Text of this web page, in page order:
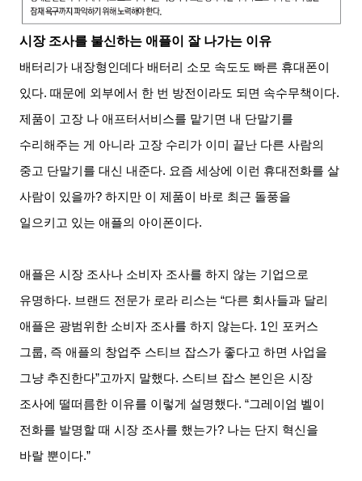
시장 조사를 불신하는 애플이 잘 나가는 이유
배터리가 내장형인데다 배터리 소모 속도도 빠른 휴대폰이
있다. 때문에 외부에서 한 번 방전이라도 되면 속수무책이다.
제품이 고장 나 애프터서비스를 맡기면 내 단말기를
수리해주는 게 아니라 고장 수리가 이미 끝난 다른 사람의
중고 단말기를 대신 내준다. 요즘 세상에 이런 휴대전화를 살
사람이 있을까? 하지만 이 제품이 바로 최근 돌풍을
일으키고 있는 애플의 아이폰이다.
애플은 시장 조사나 소비자 조사를 하지 않는 기업으로
유명하다. 브랜드 전문가 로라 리스는 “다른 회사들과 달리
애플은 광범위한 소비자 조사를 하지 않는다. 1인 포커스
그룹, 즉 애플의 창업주 스티브 잡스가 좋다고 하면 사업을
그냥 추진한다”고까지 말했다. 스티브 잡스 본인은 시장
조사에 떨떠름한 이유를 이렇게 설명했다. “그레이엄 벨이
전화를 발명할 때 시장 조사를 했는가? 나는 단지 혁신을
바랄 뿐이다.”